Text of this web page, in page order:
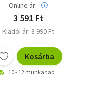
Online ár:
3 591 Ft
Kiadói ár: 3 990 Ft
Kosárba
10 - 12 munkanap